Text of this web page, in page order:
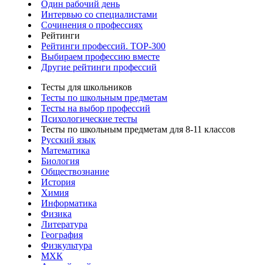
Один рабочий день
Интервью со специалистами
Сочинения о профессиях
Рейтинги
Рейтинги профессий. TOP-300
Выбираем профессию вместе
Другие рейтинги профессий
Тесты для школьников
Тесты по школьным предметам
Тесты на выбор профессий
Психологические тесты
Тесты по школьным предметам для 8-11 классов
Русский язык
Математика
Биология
Обществознание
История
Химия
Информатика
Физика
Литература
География
Физкультура
МХК